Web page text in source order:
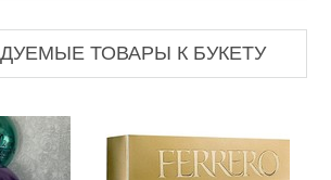
ТОВАРЫ К БУКЕТУ